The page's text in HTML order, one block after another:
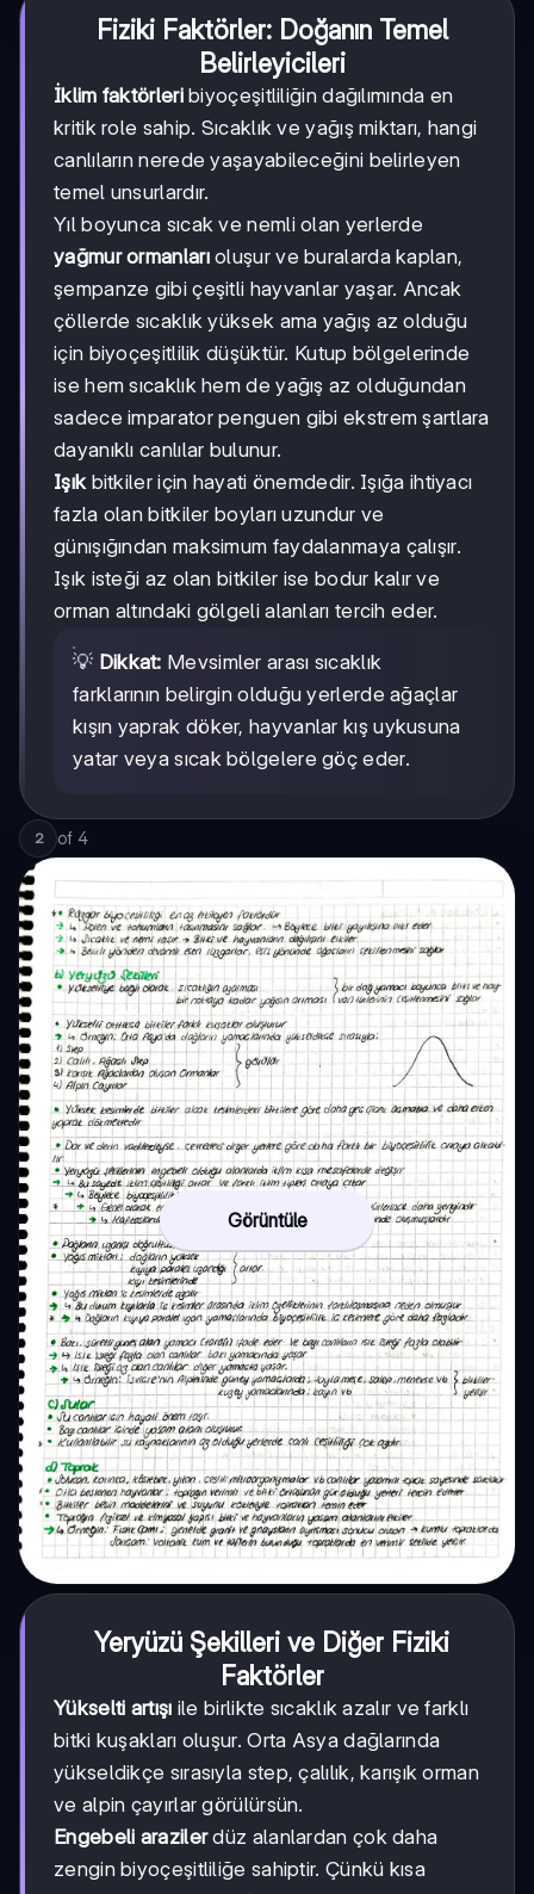
Fiziki Faktörler: Doğanın Temel
Belirleyicileri
İklim faktörleribiyoçeşitliliğin dağılımında en
kritik role sahip. Sıcaklık ve yağış miktarı, hangi
canlıların nerede yaşayabileceğini belirleyen
temel unsurlardır.
Yıl boyunca sıcak ve nemli olan yerlerde
yağmur ormanlarıoluşur ve buralarda kaplan,
şempanze gibi çeşitli hayvanlar yaşar. Ancak
çöllerde sıcaklık yüksek ama yağış az olduğu
için biyoçeşitlilik düşüktür. Kutup bölgelerinde
ise hem sıcaklık hem de yağış az olduğundan
sadece imparator penguen gibi ekstrem şartlara
dayanıklı canlılar bulunur.
Işıkbitkiler için hayati önemdedir. Işığa ihtiyacı
fazla olan bitkiler boyları uzundur ve
günışığından maksimum faydalanmaya çalışır.
Işık isteği az olan bitkiler ise bodur kalır ve
orman altındaki gölgeli alanları tercih eder.
💡 Dikkat: Mevsimler arası sıcaklık
farklarının belirgin olduğu yerlerde ağaçlar
kışın yaprak döker, hayvanlar kış uykusuna
yatar veya sıcak bölgelere göç eder.
2 of 4
Görüntüle
Yeryüzü Şekilleri ve Diğer Fiziki
Faktörler
Yükselti artışı ile birlikte sıcaklık azalır ve farklı
bitki kuşakları oluşur. Orta Asya dağlarında
yükseldikçe sırasıyla step, çalılık, karışık orman
ve alpin çayırlar görülürsün.
Engebeli arazilerdüz alanlardan çok daha
zengin biyoçeşitliliğe sahiptir. Çünkü kısa